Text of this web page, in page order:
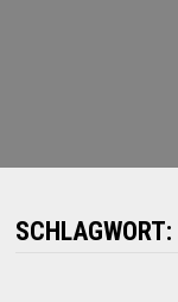
SCHLAGWORT: